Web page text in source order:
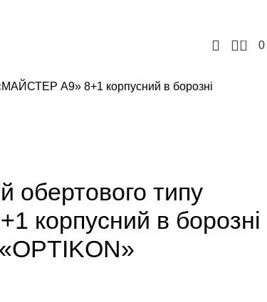
0
0
А9» 8+1 корпусний в борозні
обертового типу
корпусний в борозні